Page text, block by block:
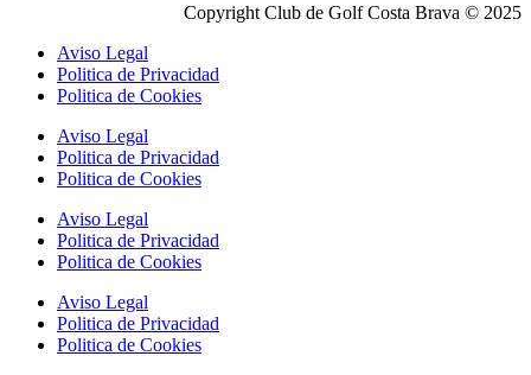
Copyright Club de Golf Costa Brava © 2025
Aviso Legal
Politica de Privacidad
Politica de Cookies
Aviso Legal
Politica de Privacidad
Politica de Cookies
Aviso Legal
Politica de Privacidad
Politica de Cookies
Aviso Legal
Politica de Privacidad
Politica de Cookies